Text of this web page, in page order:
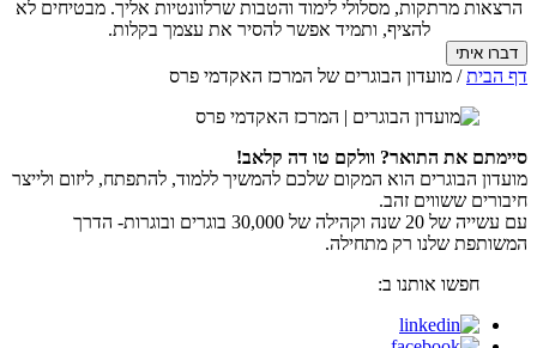
הרצאות מרתקות, מסלולי לימוד והטבות שרלוונטיות אליך. מבטיחים לא
להציף, ותמיד אפשר להסיר את עצמך בקלות.
דף הבית/ מועדון הבוגרים של המרכז האקדמי פרס
סיימתם את התואר? וולקם טו דה קלאב!
מועדון הבוגרים הוא המקום שלכם להמשיך ללמוד, להתפתח, ליזום ולייצר
חיבורים ששווים זהב.
עם עשייה של 20 שנה וקהילה של 30,000 בוגרים ובוגרות- הדרך
המשותפת שלנו רק מתחילה.
חפשו אותנו ב: